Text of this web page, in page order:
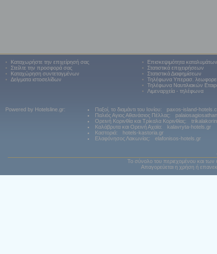
•
Καταχωρήστε την επιχείρησή σας
•
Στείλτε την προσφορά σας
•
Καταχώρηση συντεταγμένων
•
Δείγματα ιστοσελίδων
•
Επισκεψιμότητα καταλυμάτων
•
Στατιστικά επιχειρήσεων
•
Στατιστικά Διαφημίσεων
•
Τηλέφωνα Υπερασ.
•
Τηλέφωνα Ναυτιλιακών
•
Λιμεναρχεία - τηλέφωνα
Powered by Hotelsline.gr: Παξοί, το διαμάντι του Ιονίου:
paxos-island-
Παλιός Αγιος Αθανάσιος Πέλλας:
Ορεινή Κορινθία και Τρίκαλα Κορινθίας:
Καλάβρυτα και Ορεινή Αχαϊα:
kalavryta-hotels.gr
Καστοριά:
hotels-kastoria.gr
Ελαφόνησος Λακωνίας:
elafonisos-hotels.gr
Το σύνολο του περιεχομένου και των
Απαγορεύεται η χρήση ή